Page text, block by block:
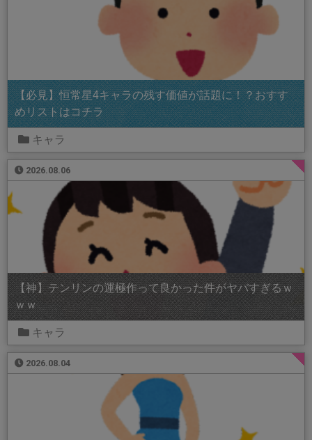
【必見】恒常星4キャラの残す価値が話題に！？おすす
めリストはコチラ
キャラ
2026.08.06
【神】テンリンの運極作って良かった件がヤバすぎるｗ
ｗｗ
キャラ
2026.08.04